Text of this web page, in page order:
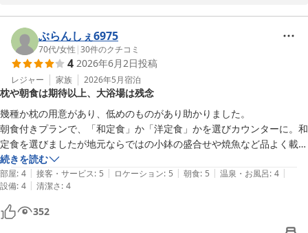
ン」ネット販売
………………………………………………
お好み枕：5種類から選べる「枕コーナー」　10階エレベーターホ
ール前　※数量限定
………………………………………………
駐車場：24時間　1,000円(税込)　100台収容、ハイルーフ・ワゴン
駐車ＯＫ
富山マンテンホテル（マンテンホテルチェーン）
2026-06-30
スタッフの対応をお褒めいただき、大変嬉しく思います。マンテ
ンホテルは「アットホームなくつろぎの宿」を目指して日々お客様
をお出迎えしております。また、お客様には快適に、かつ、少しで
も早くお部屋で休んでいただけるよう、スタッフ一丸となって、丁
寧さとスマートさを意識しながら接客させていただいております。
また、当ホテルは路面電車の駅「桜橋」駅が目の前にございま
す。1日に多くの本数が走っておりますので、観光やお食事に便利
でございます。お客様のお声にもありますように、フロントカウン
ターで路面電車の半額チケットもお渡ししておりますので、お気軽
にお声がけくださいませ。
今後もお客様によりご満足いただけるよう、「マンテン」の笑顔
とサービスでお出迎えいたします。またのご利用をスタッフ一同、
心よりお待ち申し上げております。
ぶらんしぇ6975
70代/女性 |30件のクチコミ
4 2026年6月2日投稿
レジャー 家族 2026年5月宿泊
枕や朝食は期待以上、大浴場は残念
幾種か枕の用意があり、低めのものがあり助かりました。
朝食付きプランで、「和定食」か「洋定食」かを選びカウンターに。和
定食を選びましたが地元ならではの小鉢の盛合せや焼魚など品よく載っ
たトレイ、味も濃くなく期待以上でした。
軌道電車の停留所前で利便性もよいです。
ただ大浴場は男湯と差があり、土曜宿泊で混み合い狭かったでした！
続きを読む
部屋: 4 | 接客・サービス: 5 | ロケーション: 5 | 朝食: 5 | 温泉・お風呂: 4 |
設備: 4 | 清潔さ: 4
352